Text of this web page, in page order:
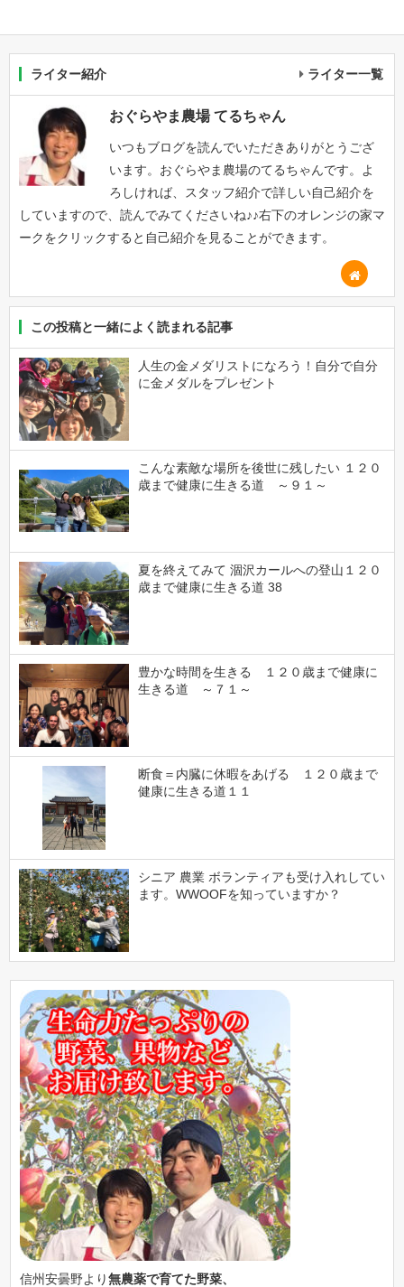
ライター紹介 ライター一覧
おぐらやま農場 てるちゃん
いつもブログを読んでいただきありがとうござ
います。おぐらやま農場のてるちゃんです。よ
ろしければ、スタッフ紹介で詳しい自己紹介を
していますので、読んでみてくださいね♪♪右下のオレンジの家マ
ークをクリックすると自己紹介を見ることができます。
この投稿と一緒によく読まれる記事
人生の金メダリストになろう！自分で自分
に金メダルをプレゼント
こんな素敵な場所を後世に残したい １２０
歳まで健康に生きる道 ～９１～
夏を終えてみて 涸沢カールへの登山１２０
歳まで健康に生きる道 38
豊かな時間を生きる １２０歳まで健康に
生きる道 ～７１～
断食＝内臓に休暇をあげる １２０歳まで
健康に生きる道１１
シニア 農業 ボランティアも受け入れしてい
ます。WWOOFを知っていますか？
信州安曇野より無農薬で育てた野菜、